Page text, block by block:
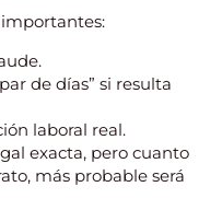
importantes:
de días” si resulta
laboral real.
exacta, pero cuanto
más probable será